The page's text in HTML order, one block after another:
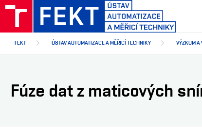
Přejít
hlavnímu
FEKT ÚSTAV AUTOMATIZACE A MĚŘICÍ TECHNIKY VÝZKUM A
Fúze dat z maticových